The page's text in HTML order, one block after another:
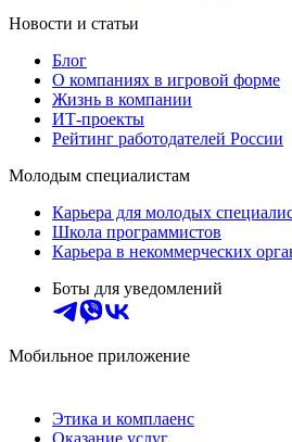
Новости и статьи
Блог
О компаниях в игровой форме
Жизнь в компании
ИТ-проекты
Рейтинг работодателей России
Молодым специалистам
Карьера для молодых
Школа программистов
Карьера в некоммерческих
Боты для уведомлений
Мобильное приложение
Этика и комплаенс
Оказание услуг